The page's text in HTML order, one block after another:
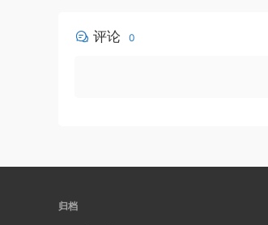
评论 0
归档